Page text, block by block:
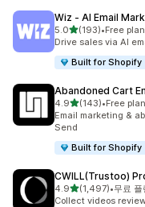
Wiz ‑ AI Email
5.0별 5개 중
(193)
총 리뷰 193개
•Free
Drive sales via AI
Built for Shopify
Abandoned Cart
4.9별 5개 중
(143)
총 리뷰 143개
•Free
Email marketing &
Send
Built for Shopify
CWILL(Trustoo)
4.9별 5개 중
(1,497)
총 리뷰 1497개
•무료 플
Collect videos